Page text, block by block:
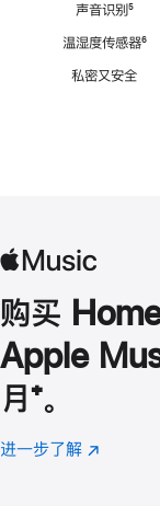
声音识别脚
⁵
温湿度传感器脚
⁶
私密又安全
购买
Apple
月 脚
注
⁺。
进一步了解 Apple
(在